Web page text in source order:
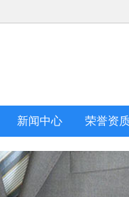
新闻中心 荣誉资